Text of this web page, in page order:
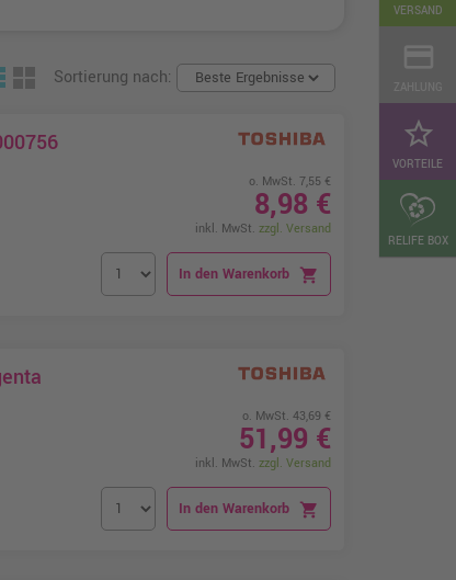
VERSAND
star_border
VORTEILE
RELIFE BOX
Sortierung nach:
o. MwSt. 7,55 €
8,98 €
inkl. MwSt. zzgl. Versand
In den Warenkorb shopping_cart
o. MwSt. 43,69 €
51,99 €
inkl. MwSt. zzgl. Versand
In den Warenkorb shopping_cart